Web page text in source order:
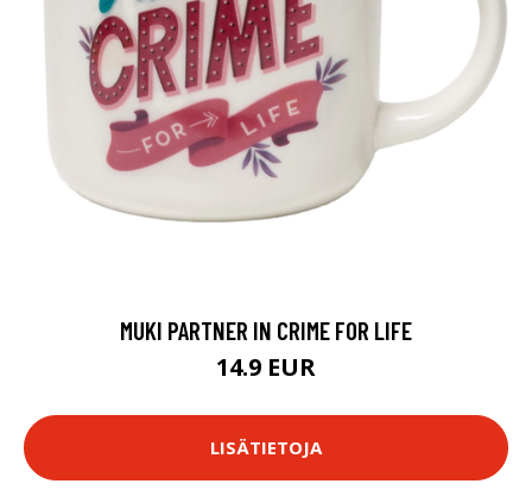
MUKI PARTNER IN CRIME FOR LIFE
14.9 EUR
LISÄTIETOJA